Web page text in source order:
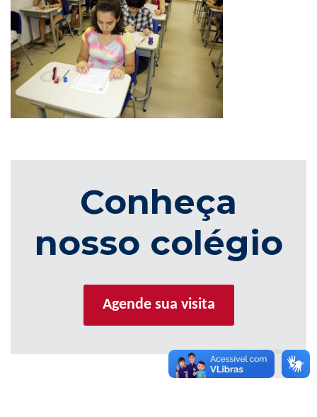
Conheça
nosso colégio
Agende sua visita